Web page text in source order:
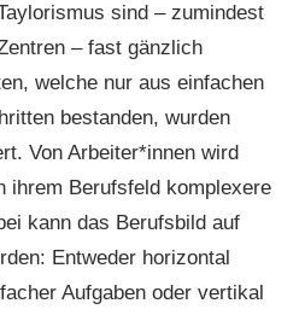
sind – zumindest
– fast gänzlich
welche nur aus einfachen
bestanden, wurden
Von Arbeiter*innen wird
ihrem Berufsfeld komplexere
kann das Berufsbild auf
Entweder horizontal
Aufgaben oder vertikal